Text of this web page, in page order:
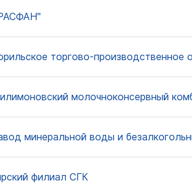
торгово-производственное
молочноконсервный
минеральной воды и
филиал СГК